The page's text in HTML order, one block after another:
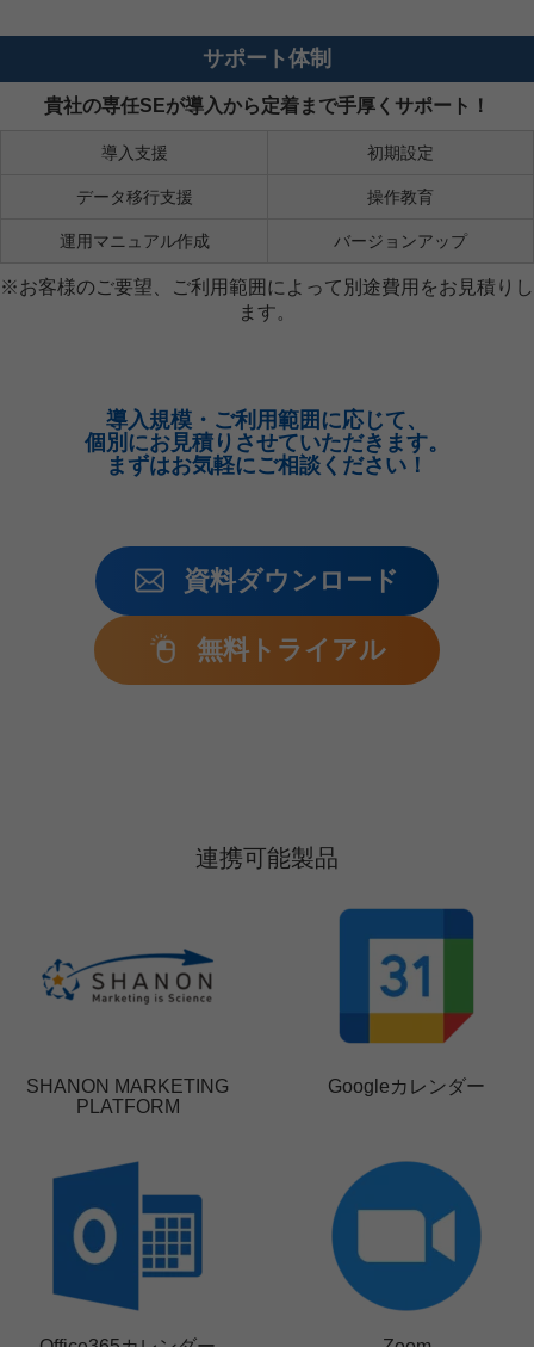
サポート体制
貴社の専任SEが導入から定着まで手厚くサポート！
導入支援 初期設定
データ移行支援 操作教育
運用マニュアル作成 バージョンアップ
※お客様のご要望、ご利用範囲によって別途費用をお見積りし
ます。
導入規模・ご利用範囲に応じて、
個別にお見積りさせていただきます。
まずはお気軽にご相談ください！
資料ダウンロード
無料トライアル
連携可能製品
SHANON MARKETING
PLATFORM
Googleカレンダー